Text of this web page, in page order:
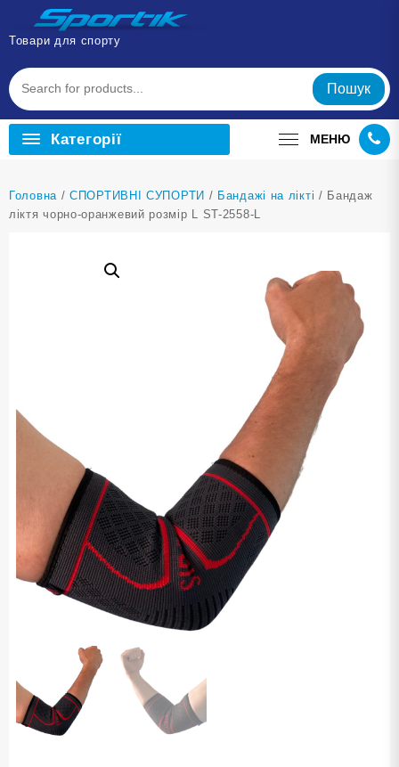
Перейти
вмісту
Товари для спорту
Пошук
Категорії МЕНЮ
Головна /СПОРТИВНІ СУПОРТИ / Бандажі на лікті / Бандаж
ліктя чорно-оранжевий розмір L ST-2558-L